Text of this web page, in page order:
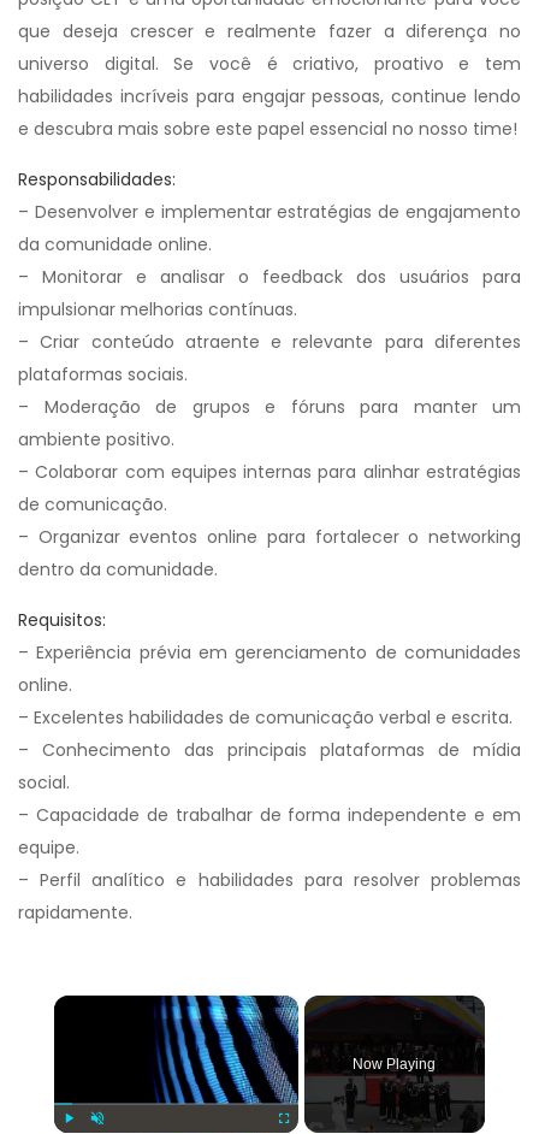
que deseja crescer e realmente fazer a diferença no
universo digital. Se você é criativo, proativo e tem
habilidades incríveis para engajar pessoas, continue lendo
e descubra mais sobre este papel essencial no nosso time!
Responsabilidades:
– Desenvolver e implementar estratégias de engajamento
da comunidade online.
– Monitorar e analisar o feedback dos usuários para
impulsionar melhorias contínuas.
– Criar conteúdo atraente e relevante para diferentes
plataformas sociais.
– Moderação de grupos e fóruns para manter um
ambiente positivo.
– Colaborar com equipes internas para alinhar estratégias
de comunicação.
– Organizar eventos online para fortalecer o networking
dentro da comunidade.
Requisitos:
– Experiência prévia em gerenciamento de comunidades
online.
– Excelentes habilidades de comunicação verbal e escrita.
– Conhecimento das principais plataformas de mídia
social.
– Capacidade de trabalhar de forma independente e em
equipe.
– Perfil analítico e habilidades para resolver problemas
rapidamente.
×
Now Playing